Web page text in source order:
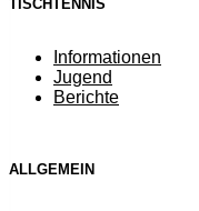
TISCHTENNIS
Informationen
Jugend
Berichte
ALLGEMEIN